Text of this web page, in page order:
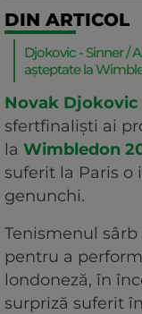
DIN ARTICOL
Djokovic - Sinner /
așteptate la
Novak Djokovic
sfertfinaliști ai
la Wimbledon
suferit la Paris o
genunchi.
Tenismenul
pentru a
londoneză, în
surpriză suferit